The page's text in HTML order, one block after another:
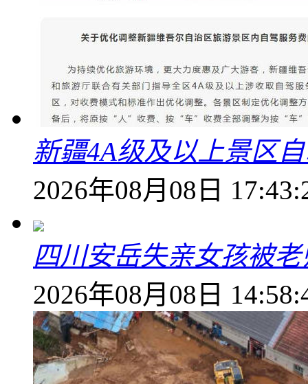
新疆4A级及以上景区
2026年08月08日
四川安岳失亲女孩被
2026年08月08日